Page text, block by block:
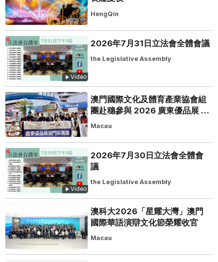
HengQin
Video
2026年7月31日立法會全體會議
the Legislative Assembly
澳門國際文化及體育產業協會組
團赴穗參與 2026 廣東優品展 搭
建粵澳聯動橋樑助推粵品走向葡
Macau
Video
2026年7月30日立法會全體會
議
the Legislative Assembly
澳科大2026「星耀大灣」澳門
國際華語演辯文化節榮耀收官
Macau